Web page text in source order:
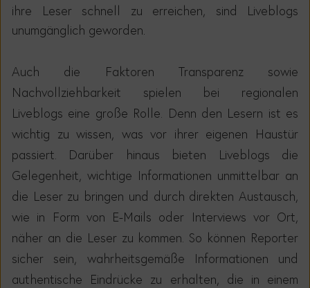
ihre Leser schnell zu erreichen, sind Liveblogs
unumgänglich geworden.
Auch die Faktoren Transparenz sowie
Nachvollziehbarkeit spielen bei regionalen
Liveblogs eine große Rolle. Denn den Lesern ist es
wichtig zu wissen, was vor ihrer eigenen Haustür
passiert. Darüber hinaus bieten Liveblogs die
Gelegenheit, wichtige Informationen unmittelbar an
die Leser zu bringen und durch direkten Austausch,
wie in Form von E-Mails oder Interviews vor Ort,
näher an die Leser zu kommen. So können Reporter
sicher sein, wahrheitsgemäße Informationen und
authentische Eindrücke zu erhalten, die in einem